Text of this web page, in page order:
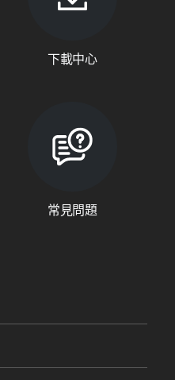
下載中心
常見問題